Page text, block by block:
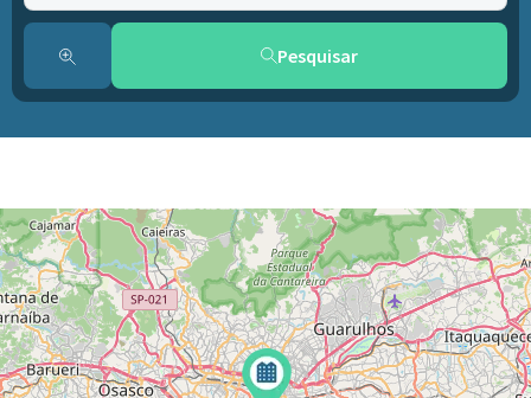
Pesquisar